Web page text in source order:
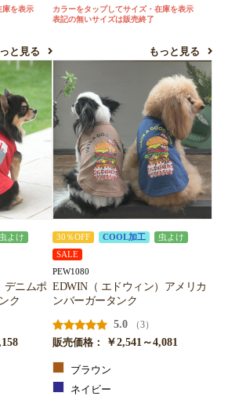
庫を表示
と見る
カラーをタップしてサイズ・在庫を表示
表記の無いサイズは販売終了
もっと見る
虫よけ
デニムポ
ク
30％OFF COOL加工
虫よけ
SALE
PEW1080
EDWIN（ エドウィン）アメリカ
ンバーガータンク
5.0
（3）
販売価格：
￥2,541～4,081
ブラウン
ネイビー